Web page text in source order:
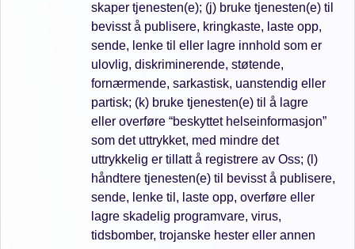
skaper tjenesten(e); (j) bruke tjenesten(e) til
bevisst å publisere, kringkaste, laste opp,
sende, lenke til eller lagre innhold som er
ulovlig, diskriminerende, støtende,
fornærmende, sarkastisk, uanstendig eller
partisk; (k) bruke tjenesten(e) til å lagre
eller overføre “beskyttet helseinformasjon”
som det uttrykket, med mindre det
uttrykkelig er tillatt å registrere av Oss; (l)
håndtere tjenesten(e) til bevisst å publisere,
sende, lenke til, laste opp, overføre eller
lagre skadelig programvare, virus,
tidsbomber, trojanske hester eller annen